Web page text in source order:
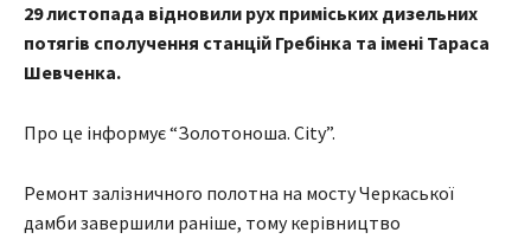
29 листопада відновили рух приміських дизельних
потягів сполучення станцій Гребінка та імені Тараса
Шевченка.
Про це інформує “Золотоноша. Сity”.
Ремонт залізничного полотна на мосту Черкаської
дамби завершили раніше, тому керівництво